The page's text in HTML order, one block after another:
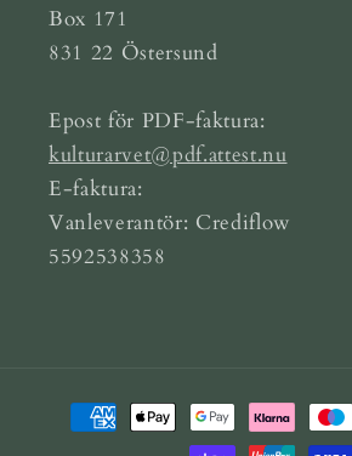
Box 171
831 22 Östersund
Epost för PDF-faktura:
kulturarvet@pdf.attest.nu
E-faktura:
Vanleverantör: Crediflow
5592538358
Betalningsmetoder